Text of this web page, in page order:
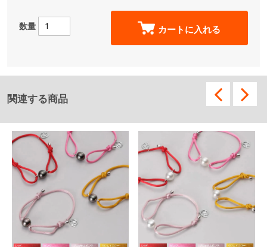
数量 カートに入れる
関連する商品